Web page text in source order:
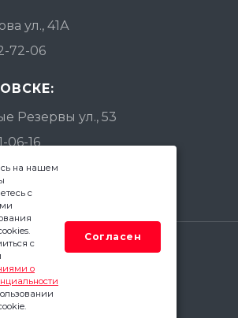
ул., 41А
72-06
Резервы ул., 53
06-16
Метр - Новомосковск
на нашем
с
с
о
Согласен